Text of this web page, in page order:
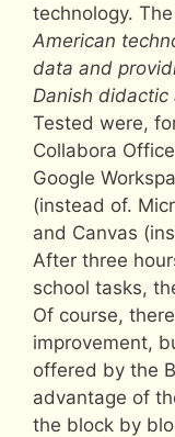
technology.
American
data and
Danish
Tested were,
Collabora
Google
(instead of.
and Canvas
After three
school tasks,
Of course,
improvement,
offered by the
advantage of
the block by